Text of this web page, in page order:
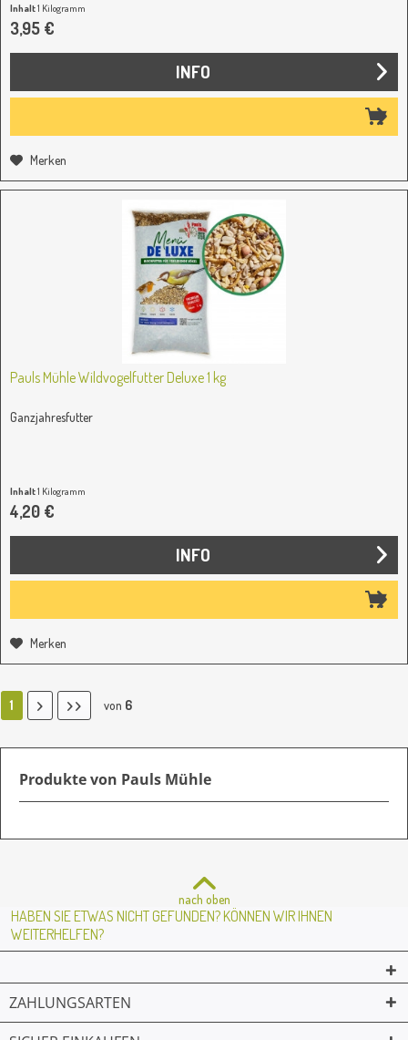
Inhalt1 Kilogramm
3,95 €
INFO
Merken
Pauls Mühle Wildvogelfutter Deluxe 1 kg
Ganzjahresfutter
Inhalt1 Kilogramm
4,20 €
INFO
Merken
1 von 6
Produkte von Pauls Mühle
nach oben
HABEN SIE ETWAS NICHT GEFUNDEN? KÖNNEN WIR IHNEN
WEITERHELFEN?
ZAHLUNGSARTEN